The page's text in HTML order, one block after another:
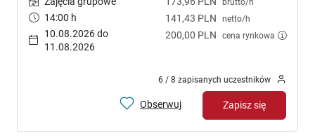
141,43 PLN netto/h
200,00 PLN cena rynkowa
14:00 h
10.08.2026 do
11.08.2026
6 / 8 zapisanych uczestników
Obserwuj Zapisz się